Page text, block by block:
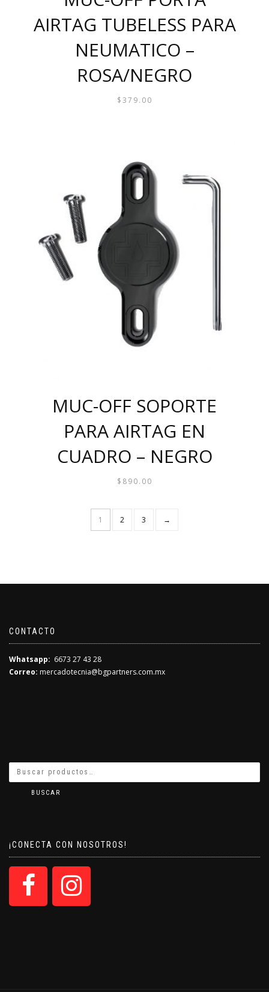
AIRTAG TUBELESS PARA
NEUMATICO –
ROSA/NEGRO
$379.00
MUC-OFF SOPORTE
PARA AIRTAG EN
CUADRO – NEGRO
$ 890.00
1 2 3 →
CONTACTO
Whatsapp: 6673 27 43 28
Correo: mercadotecnia@bgpartners.com.mx
BUSCAR
¡CONECTA CON NOSOTROS!